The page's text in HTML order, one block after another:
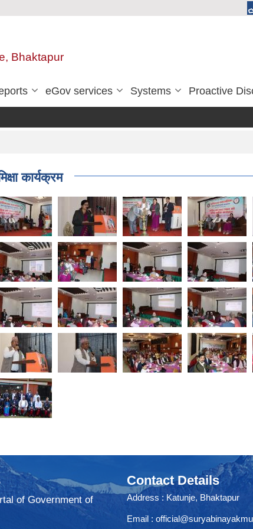
Bhaktapur
eGov services Systems Proactive
कार्यक्रम
of Government of
Contact Details
Address : Katunje, Bhaktapur
Email :